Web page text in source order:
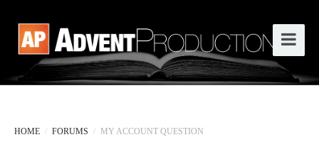
HOME / FORUMS / MY ACCOUNT QUESTION